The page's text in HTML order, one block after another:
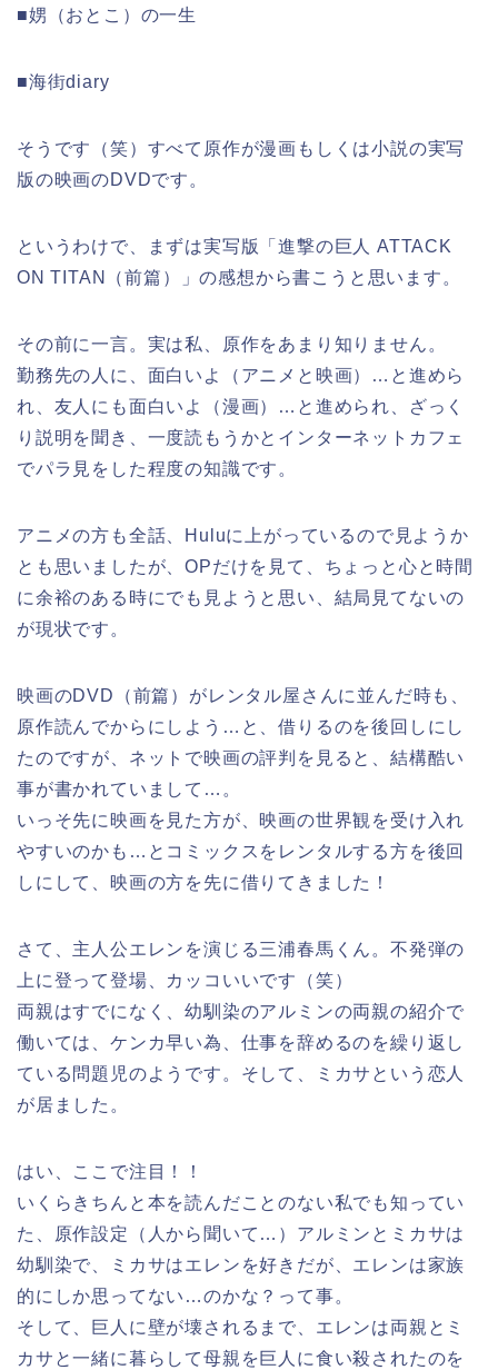
■娚（おとこ）の一生
■海街diary
そうです（笑）すべて原作が漫画もしくは小説の実写
版の映画のDVDです。
というわけで、まずは実写版「進撃の巨人 ATTACK
ON TITAN（前篇）」の感想から書こうと思います。
その前に一言。実は私、原作をあまり知りません。
勤務先の人に、面白いよ（アニメと映画）…と進めら
れ、友人にも面白いよ（漫画）…と進められ、ざっく
り説明を聞き、一度読もうかとインターネットカフェ
でパラ見をした程度の知識です。
アニメの方も全話、Huluに上がっているので見ようか
とも思いましたが、OPだけを見て、ちょっと心と時間
に余裕のある時にでも見ようと思い、結局見てないの
が現状です。
映画のDVD（前篇）がレンタル屋さんに並んだ時も、
原作読んでからにしよう…と、借りるのを後回しにし
たのですが、ネットで映画の評判を見ると、結構酷い
事が書かれていまして…。
いっそ先に映画を見た方が、映画の世界観を受け入れ
やすいのかも…とコミックスをレンタルする方を後回
しにして、映画の方を先に借りてきました！
さて、主人公エレンを演じる三浦春馬くん。不発弾の
上に登って登場、カッコいいです（笑）
両親はすでになく、幼馴染のアルミンの両親の紹介で
働いては、ケンカ早い為、仕事を辞めるのを繰り返し
ている問題児のようです。そして、ミカサという恋人
が居ました。
はい、ここで注目！！
いくらきちんと本を読んだことのない私でも知ってい
た、原作設定（人から聞いて…）アルミンとミカサは
幼馴染で、ミカサはエレンを好きだが、エレンは家族
的にしか思ってない…のかな？って事。
そして、巨人に壁が壊されるまで、エレンは両親とミ
カサと一緒に暮らして母親を巨人に食い殺されたのを